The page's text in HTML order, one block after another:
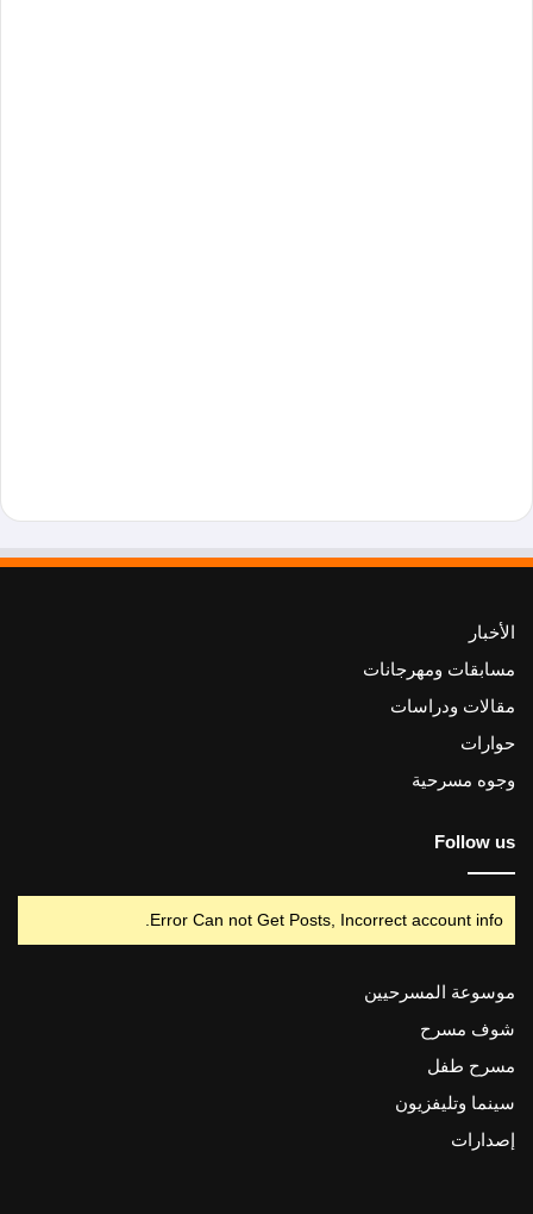
الأخبار
مسابقات ومهرجانات
مقالات ودراسات
حوارات
وجوه مسرحية
Follow us
Error Can not Get Posts, Incorrect account info.
موسوعة المسرحيين
شوف مسرح
مسرح طفل
سينما وتليفزيون
إصدارات